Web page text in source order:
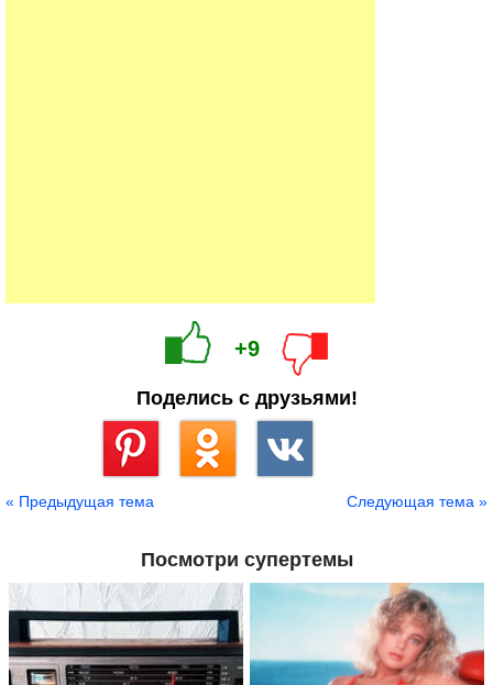
+9
Поделись с друзьями!
« Предыдущая тема Следующая тема »
Посмотри супертемы